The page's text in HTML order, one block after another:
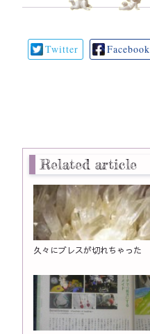
Twitter Facebook
Related article
久々にブレスが切れちゃった